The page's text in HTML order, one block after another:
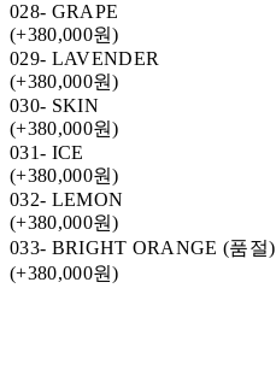
028- GRAPE
(+380,000원)
029- LAVENDER
(+380,000원)
030- SKIN
(+380,000원)
031- ICE
(+380,000원)
032- LEMON
(+380,000원)
033- BRIGHT ORANGE (품절)
(+380,000원)